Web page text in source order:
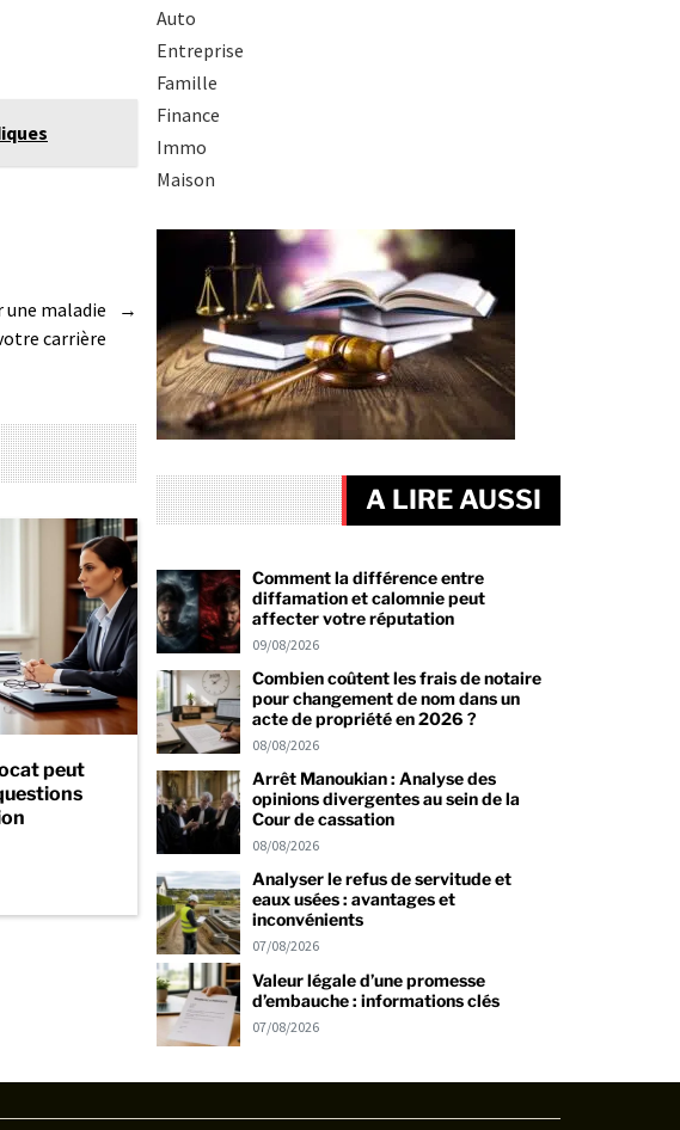
→
une maladie
carrière
peut
Auto
Entreprise
Famille
Finance
Immo
Maison
A LIRE AUSSI
Comment la différence entre
diffamation et calomnie peut
affecter votre réputation
09/08/2026
Combien coûtent les frais de notaire
pour changement de nom dans un
acte de propriété en 2026 ?
08/08/2026
Arrêt Manoukian : Analyse des
opinions divergentes au sein de la
Cour de cassation
08/08/2026
Analyser le refus de servitude et
eaux usées : avantages et
inconvénients
07/08/2026
Valeur légale d’une promesse
d’embauche : informations clés
07/08/2026